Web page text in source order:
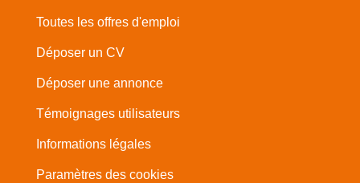
Toutes les offres d'emploi
Déposer un CV
Déposer une annonce
Témoignages utilisateurs
Informations légales
Paramètres des cookies